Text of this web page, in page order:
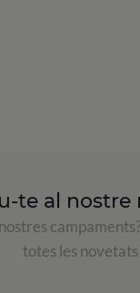
te al nostre
totes les